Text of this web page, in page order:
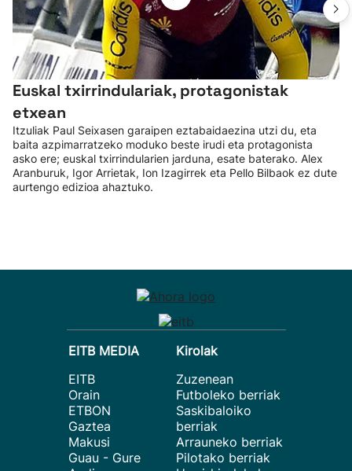
Euskal txirrindulariak, protagonistak
etxean
Itzuliak Paul Seixasen garaipen eztabaidaezina utzi du, eta
baita azpimarratzeko moduko beste irudi eta protagonista
asko ere; euskal txirrindularien jarduna, esate baterako. Alex
Aranburuk, Igor Arrietak, Ion Izagirrek eta Pello Bilbaok ez dute
aurtengo edizioa ahaztuko.
EITB MEDIA
EITB
Orain
ETBON
Gaztea
Makusi
Guau - Gure
Kirolak
Zuzenean
Futboleko berriak
Saskibaloiko
berriak
Arrauneko berriak
Pilotako berriak